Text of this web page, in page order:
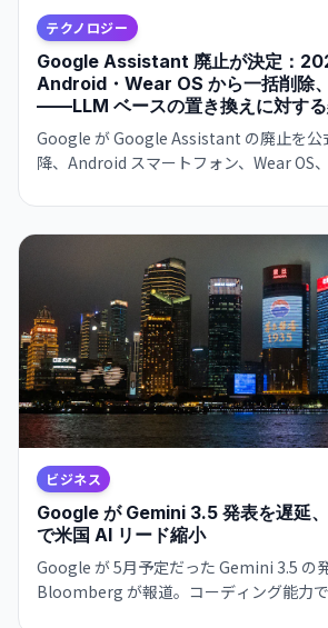
テクノロジー
Google Assistant 廃止が決定：
Android・Wear OS から一括削除
——LLM ベースの置き換えに対す
Google が Google Assistant の廃止を公
降、Android スマートフォン、Wear OS
ぐが、確率ベースの LLM への移行に対
浮上。
ビジネス
Google が Gemini 3.5 発表を遅延
で米国 AI リード縮小
Google が 5月予定だった Gemini 3.5 の
Bloomberg が報道。コーディング能力